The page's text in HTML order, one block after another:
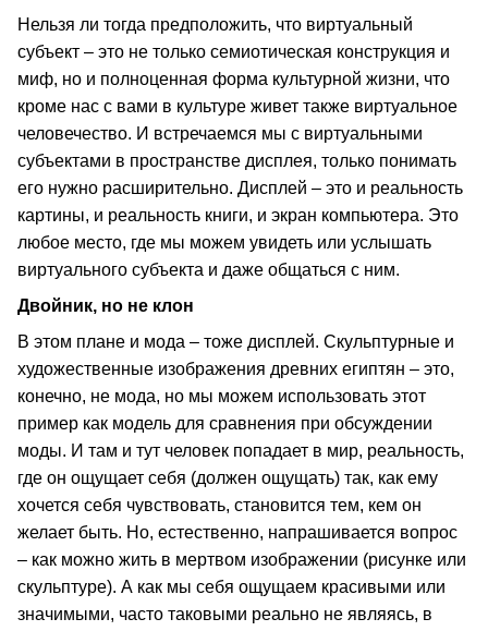
Нельзя ли тогда предположить, что виртуальный
субъект – это не только семиотическая конструкция и
миф, но и полноценная форма культурной жизни, что
кроме нас с вами в культуре живет также виртуальное
человечество. И встречаемся мы с виртуальными
субъектами в пространстве дисплея, только понимать
его нужно расширительно. Дисплей – это и реальность
картины, и реальность книги, и экран компьютера. Это
любое место, где мы можем увидеть или услышать
виртуального субъекта и даже общаться с ним.
Двойник, но не клон
В этом плане и мода – тоже дисплей. Скульптурные и
художественные изображения древних египтян – это,
конечно, не мода, но мы можем использовать этот
пример как модель для сравнения при обсуждении
моды. И там и тут человек попадает в мир, реальность,
где он ощущает себя (должен ощущать) так, как ему
хочется себя чувствовать, становится тем, кем он
желает быть. Но, естественно, напрашивается вопрос
– как можно жить в мертвом изображении (рисунке или
скульптуре). А как мы себя ощущаем красивыми или
значимыми, часто таковыми реально не являясь, в